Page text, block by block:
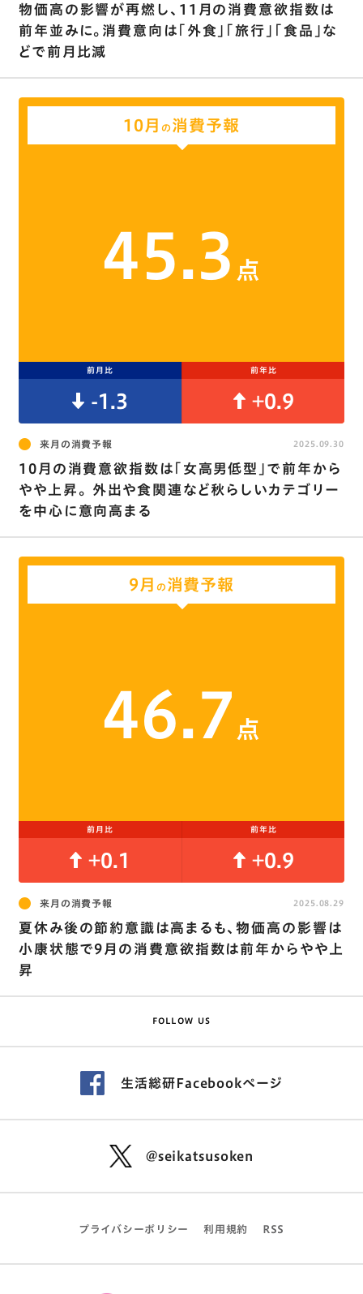
物価高の影響が再燃し､11月の消費意欲指数は
前年並みに。消費意向は｢外食｣｢旅行｣｢食品｣な
どで前月比減
10月の消費予報
45.3 点
前月比 前年比
-1.3 +0.9
来月の消費予報
10月の消費意欲指数は｢女高男低型｣で前年から
やや上昇。 外出や食関連など秋らしいカテゴリー
を中心に意向高まる
2025.09.30
9月 の消費予報
46.7 点
前月比 前年比
+0.1 +0.9
来月の消費予報
夏休み後の節約意識は高まるも､物価高の影響は
小康状態で9月の消費意欲指数は前年からやや上
昇
2025.08.29
FOLLOW US
生活総研Facebookページ
@seikatsusoken
プライバシーポリシー 利用規約 RSS